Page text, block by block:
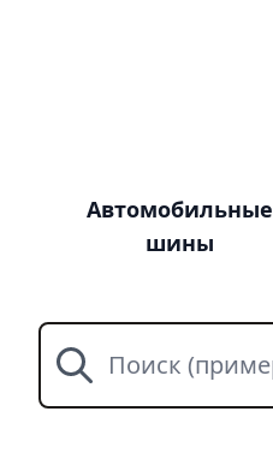
Автомобильные
шины
Поиск